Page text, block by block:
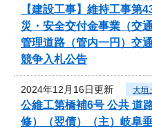
【建設工事】維持工事
災・安全交付金事業（交
管理道路（管内一円）交
競争入札公告
2024年12月16日更新 大垣
公維工第橋補6号 公共 道
修）（翌債）（主）岐